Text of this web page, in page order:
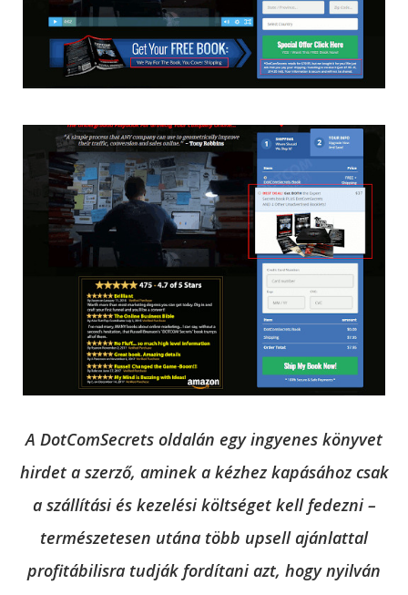
A DotComSecrets oldalán egy ingyenes könyvet
hirdet a szerző, aminek a kézhez kapásához csak
a szállítási és kezelési költséget kell fedezni –
természetesen utána több upsell ajánlattal
profitábilisra tudják fordítani azt, hogy nyilván